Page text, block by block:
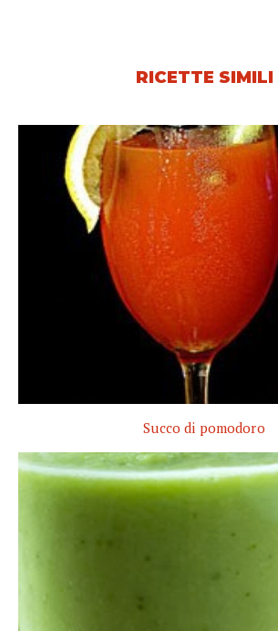
RICETTE SIMILI
Succo di pomodoro